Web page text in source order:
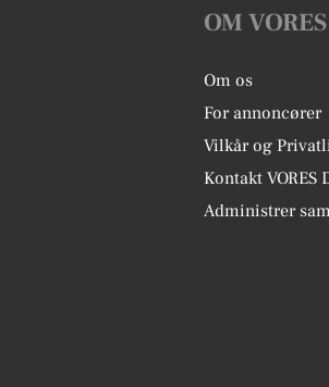
OM
Om os
For annoncører
Vilkår og
Kontakt VORES
Administrer